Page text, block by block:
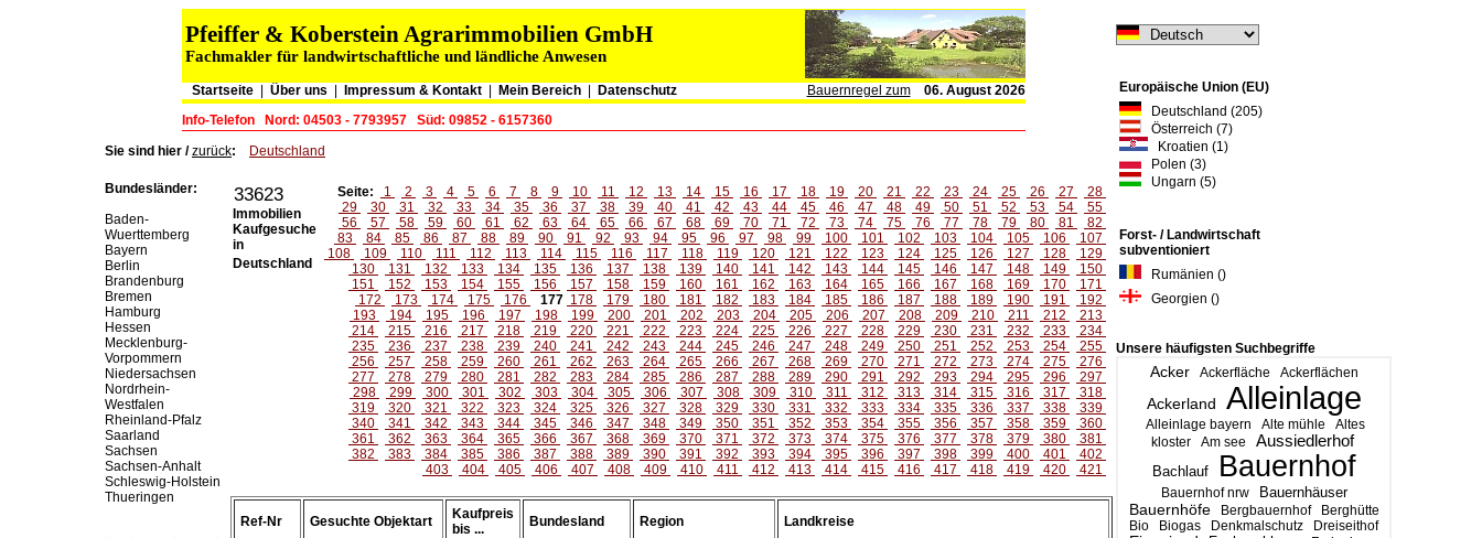
Pfeiffer & Koberstein Agrarimmobilien GmbH
Fachmakler für landwirtschaftliche und ländliche Anwesen
Startseite| Über uns Impressum & Kontakt| Mein Bereich Datenschutz Bauernregel zum
06. August 2026
Info-Telefon
Nord: 04503 - 7793957 Süd: 09852 - 6157360
Europäische Union (EU)
Deutschland (205)
Österreich (7)
Kroatien (1)
Polen (3)
Ungarn (5)
Forst- / Landwirtschaft
subventioniert
Rumänien ()
Georgien ()
Unsere häufigsten Suchbegriffe
Acker Ackerfläche Ackerflächen
Ackerland Alleinlage
Alleinlage bayern Alte mühle
Altes
kloster
Am see Aussiedlerhof
Bachlauf Bauernhof
Bauernhof nrw Bauernhäuser
Bauernhöfe Bergbauernhof
Berghütte
Bio
Biogas Denkmalschutz Dreiseithof
Sie sind hier /zurück: Deutschland
Bundesländer:
Baden-
Wuerttemberg
Bayern
Berlin
Brandenburg
Bremen
Hamburg
Hessen
Mecklenburg-
Vorpommern
Niedersachsen
Nordrhein-
Westfalen
Rheinland-Pfalz
Saarland
Sachsen
Sachsen-Anhalt
Schleswig-Holstein
Thueringen
33623
Immobilien
Kaufgesuche
in
Deutschland
Seite: 1 2 3 4 5 6 7 8 9 10 11 12 13 14 15 16 17 18 19 20 21 22 23 24 25 26 27
28
29
30 31 32 33 34 35 36 37 38 39 40 41 42 43 44 45 46 47 48 49 50 51 52 53 54
55
56
57 58 59 60 61 62 63 64 65 66 67 68 69 70 71 72 73 74 75 76 77 78 79 80 81
82
83
84 85 86 87 88 89 90 91 92 93 94 95 96 97 98 99 100 101 102 103 104 105 106
107
108
109 110 111 112 113 114 115 116 117 118 119 120 121 122 123 124 125 126 127 128
129
130
131 132 133 134 135 136 137 138 139 140 141 142 143 144 145 146 147 148 149
150
151
152 153 154 155 156 157 158 159 160 161 162 163 164 165 166 167 168 169 170
171
172
173 174 175 176 177 178 179 180 181 182 183 184 185 186 187 188 189 190 191
192
193
194 195 196 197 198 199 200 201 202 203 204 205 206 207 208 209 210 211 212
213
214
215 216 217 218 219 220 221 222 223 224 225 226 227 228 229 230 231 232 233
234
235
236 237 238 239 240 241 242 243 244 245 246 247 248 249 250 251 252 253 254
255
256
257 258 259 260 261 262 263 264 265 266 267 268 269 270 271 272 273 274 275
276
277
278 279 280 281 282 283 284 285 286 287 288 289 290 291 292 293 294 295 296
297
298
299 300 301 302 303 304 305 306 307 308 309 310 311 312 313 314 315 316 317
318
319
320 321 322 323 324 325 326 327 328 329 330 331 332 333 334 335 336 337 338
339
340
341 342 343 344 345 346 347 348 349 350 351 352 353 354 355 356 357 358 359
360
361
362 363 364 365 366 367 368 369 370 371 372 373 374 375 376 377 378 379 380
381
382
383 384 385 386 387 388 389 390 391 392 393 394 395 396 397 398 399 400 401
402
403
404 405 406 407 408 409 410 411 412 413 414 415 416 417 418 419 420 421
Ref-Nr Gesuchte Objektart
Kaufpreis
bis ...
Bundesland Region Landkreise